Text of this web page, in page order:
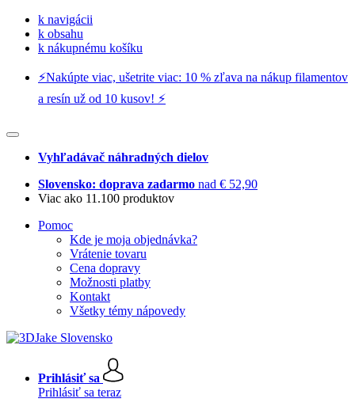
k navigácii
k obsahu
k nákupnému košíku
⚡️Nakúpte viac, ušetrite viac: 10 % zľava na nákup filamentov
a resín už od 10 kusov! ⚡️
Vyhľadávač náhradných dielov
Slovensko: doprava zadarmo nad € 52,90
Viac ako 11.100 produktov
Pomoc
Kde je moja objednávka?
Vrátenie tovaru
Cena dopravy
Možnosti platby
Kontakt
Všetky témy nápovedy
Prihlásiť sa
Prihlásiť sa teraz